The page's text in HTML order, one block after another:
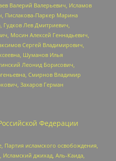
Валерий Валерьевич, Исламов
Пислакова-Паркер Марина
Гудков Лев Дмитриевич,
Мосин Алексей Геннадьевич,
Сергей Владимирович,
Шуманов Илья
Леонид Борисович,
Смирнов Владимир
Захаров Герман
Федерации
исламского освобождения,
джихад, Аль-Каида,